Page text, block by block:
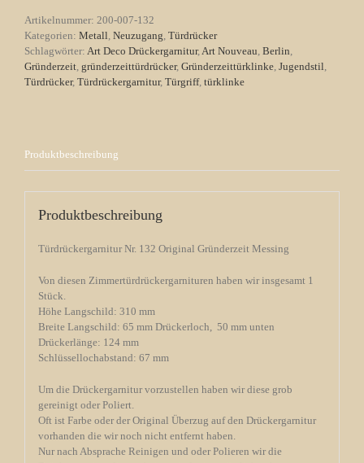
Artikelnummer: 200-007-132
Kategorien: Metall Neuzugang Türdrücker
Schlagwörter: Art Deco Drückergarnitur, Art Nouveau Berlin
Gründerzeit gründerzeittürdrücker, Gründerzeittürklinke Jugendstil
Türdrücker, Türdrückergarnitur, Türgriff, türklinke
Produktbeschreibung
Produktbeschreibung
Türdrückergarnitur Nr. 132 Original Gründerzeit Messing
Von diesen Zimmertürdrückergarnituren haben wir insgesamt 1
Stück.
Höhe Langschild: 310 mm
Breite Langschild: 65 mm Drückerloch, 50 mm unten
Drückerlänge: 124 mm
Schlüssellochabstand: 67 mm
Um die Drückergarnitur vorzustellen haben wir diese grob
gereinigt oder Poliert.
Oft ist Farbe oder der Original Überzug auf den Drückergarnitur
vorhanden die wir noch nicht entfernt haben.
Nur nach Absprache Reinigen und oder Polieren wir die